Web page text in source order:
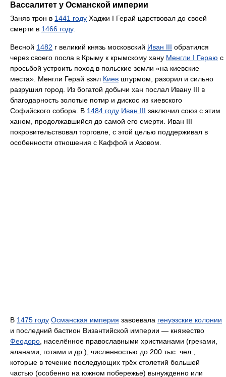
Вассалитет у Османской империи
Заняв трон в 1441 году Хаджи I Герай царствовал до своей
смерти в 1466 году.
Весной 1482 г великий князь московский Иван III обратился
через своего посла в Крыму к крымскому хану Менгли I Гераю с
просьбой устроить поход в польские земли «на киевские
места». Менгли Герай взял Киев штурмом, разорил и сильно
разрушил город. Из богатой добычи хан послал Ивану III в
благодарность золотые потир и дискос из киевского
Софийского собора. В 1484 году Иван III заключил союз с этим
ханом, продолжавшийся до самой его смерти. Иван III
покровительствовал торговле, с этой целью поддерживал в
особенности отношения с Каффой и Азовом.
В 1475 году Османская империя завоевала генуэзские колонии
и последний бастион Византийской империи — княжество
Феодоро, населённое православными христианами (греками,
аланами, готами и др.), численностью до 200 тыс. чел.,
которые в течение последующих трёх столетий большей
частью (особенно на южном побережье) вынужденно или